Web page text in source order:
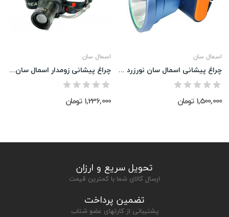
اسمال سان
چراغ پیشانی زومدار اسمال سان مدل W528
1,236,000 تومان
اسمال سان
چراغ پیشانی اسمال سان نورزرد مدل ZY-H129
1,500,000 تومان
تحویل سریع و ارزان
ارسال کالای شما با کمترین قیمت
تضمین پرداخت
پشتیبانی از کارتهای عضو شتاب